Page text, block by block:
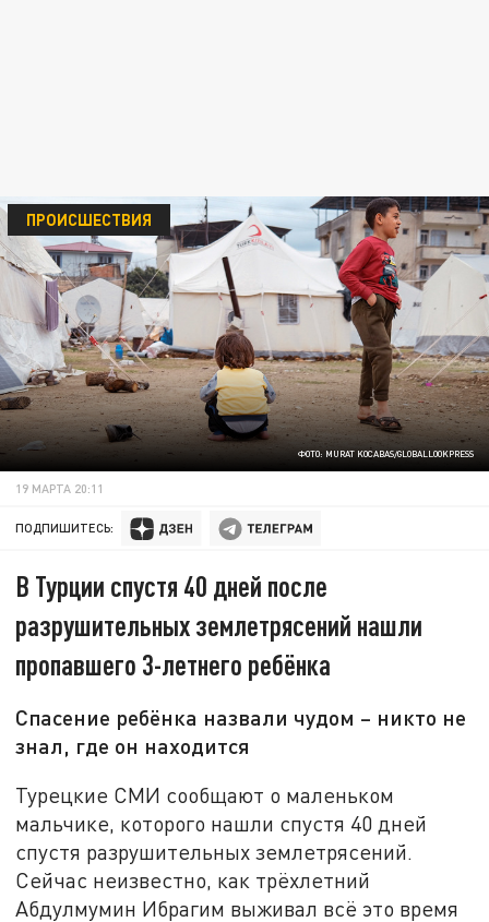
ФОТО: MURAT KOCABAS/GLOBALLOOKPRESS
ПРОИСШЕСТВИЯ
19 МАРТА 20:11
ПОДПИШИТЕСЬ:
В Турции спустя 40 дней после
разрушительных землетрясений нашли
пропавшего 3-летнего ребёнка
Спасение ребёнка назвали чудом – никто не
знал, где он находится
Турецкие СМИ сообщают о маленьком
мальчике, которого нашли спустя 40 дней
спустя разрушительных землетрясений.
Сейчас неизвестно, как трёхлетний
Абдулмумин Ибрагим выживал всё это время